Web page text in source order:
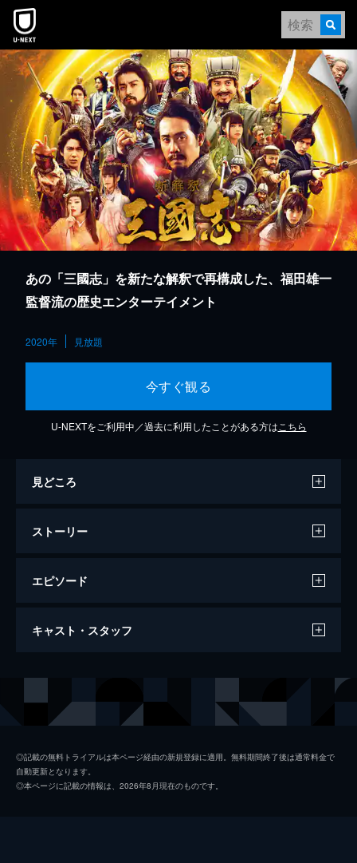
本文へスキップ
あの「三國志」を新たな解釈で再構成した、福田雄一
監督流の歴史エンターテイメント
2020年 見放題
今すぐ観る
U-NEXTをご利用中／過去に利用したことがある方は こちら
見どころ
ストーリー
エピソード
新解釈・三國志
キャスト・スタッフ
周瑜 賀来賢人
◎記載の無料トライアルは本ページ経由の新規登録に適用。無料期間終了後は通常料金で
自動更新となります。
◎本ページに記載の情報は、2026年8月現在のものです。